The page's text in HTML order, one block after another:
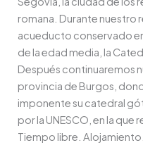
romana. Durante nuestro
acueducto conservado
de la edad media, la
Después continuaremos
provincia de Burgos,
imponente su catedral
por la UNESCO, en la que
Tiempo libre. Alojamiento.